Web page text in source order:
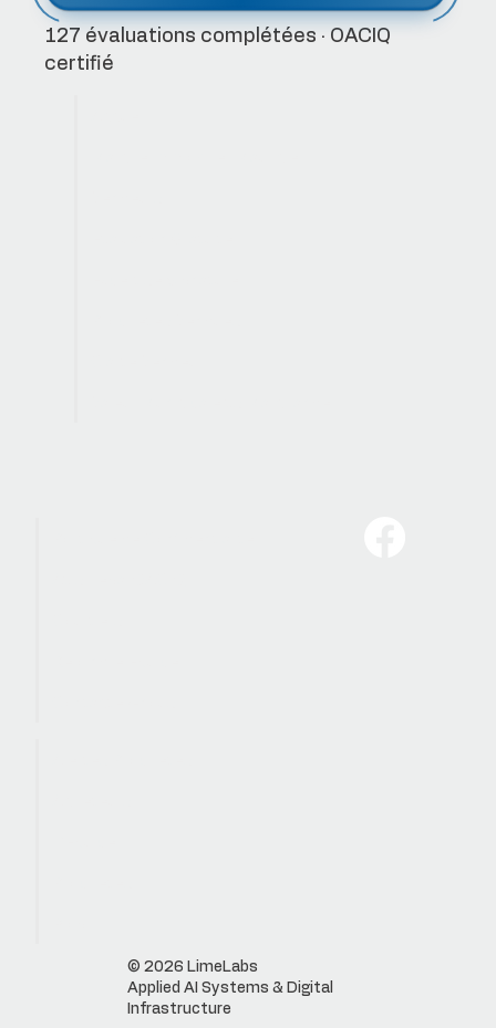
127 évaluations complétées · OACIQ
certifié
© 2026 LimeLabs
Applied AI Systems & Digital
Infrastructure